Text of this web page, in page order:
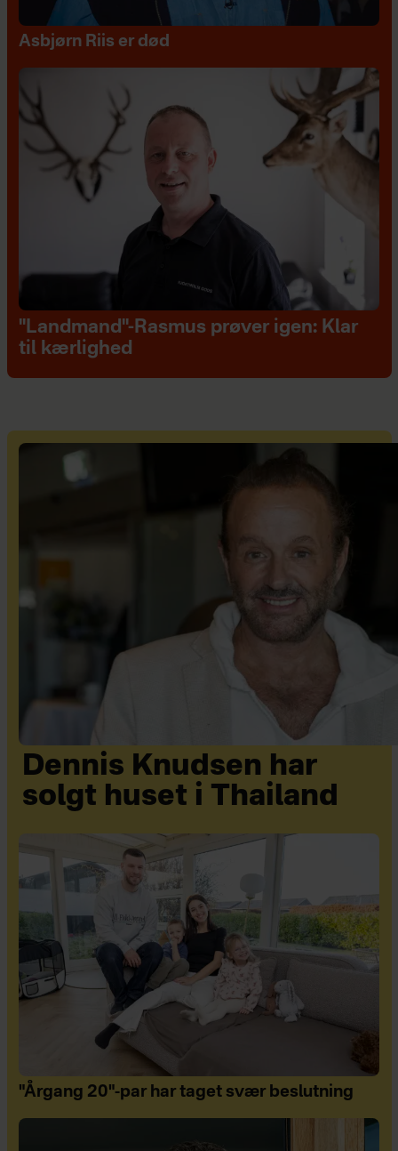
Asbjørn Riis er død
"Landmand"-Rasmus prøver igen: Klar
til kærlighed
Dennis Knudsen har
solgt huset i Thailand
"Årgang 20"-par har taget svær beslutning